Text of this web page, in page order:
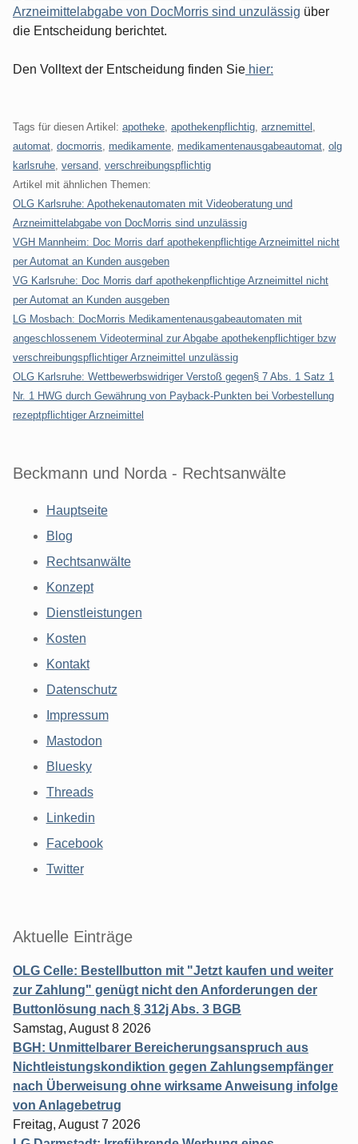
Arzneimittelabgabe von DocMorris sind unzulässig über
die Entscheidung berichtet.
Den Volltext der Entscheidung finden Sie hier:
Tags für diesen Artikel: apotheke apothekenpflichtig arznemittel
automat docmorris medikamente medikamentenausgabeautomat olg
karlsruhe versand verschreibungspflichtig
Artikel mit ähnlichen Themen:
OLG Karlsruhe: Apothekenautomaten mit Videoberatung und
Arzneimittelabgabe von DocMorris sind unzulässig
VGH Mannheim: Doc Morris darf apothekenpflichtige Arzneimittel nicht
per Automat an Kunden ausgeben
VG Karlsruhe: Doc Morris darf apothekenpflichtige Arzneimittel nicht
per Automat an Kunden ausgeben
LG Mosbach: DocMorris Medikamentenausgabeautomaten mit
angeschlossenem Videoterminal zur Abgabe apothekenpflichtiger bzw
verschreibungspflichtiger Arzneimittel unzulässig
OLG Karlsruhe: Wettbewerbswidriger Verstoß gegen§ 7 Abs. 1 Satz 1
Nr. 1 HWG durch Gewährung von Payback-Punkten bei Vorbestellung
rezeptpflichtiger Arzneimittel
Beckmann und Norda - Rechtsanwälte
Hauptseite
Blog
Rechtsanwälte
Konzept
Dienstleistungen
Kosten
Kontakt
Datenschutz
Impressum
Mastodon
Bluesky
Threads
Linkedin
Facebook
Twitter
Aktuelle Einträge
OLG Celle: Bestellbutton mit "Jetzt kaufen und weiter
zur Zahlung" genügt nicht den Anforderungen der
Buttonlösung nach § 312j Abs. 3 BGB
Samstag, August 8 2026
BGH: Unmittelbarer Bereicherungsanspruch aus
Nichtleistungskondiktion gegen Zahlungsempfänger
nach Überweisung ohne wirksame Anweisung infolge
von Anlagebetrug
Freitag, August 7 2026